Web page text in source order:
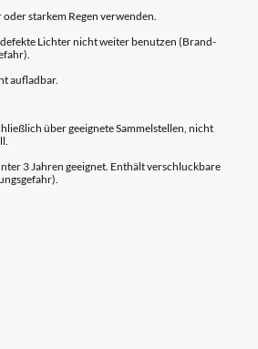
starkem Regen verwenden.
Lichter nicht weiter benutzen (Brand-
aufladbar.
über geeignete Sammelstellen, nicht
3 Jahren geeignet. Enthält verschluckbare